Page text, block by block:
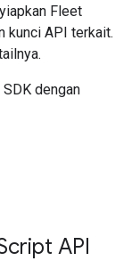
Fleet
kunci API terkait.
dengan
API